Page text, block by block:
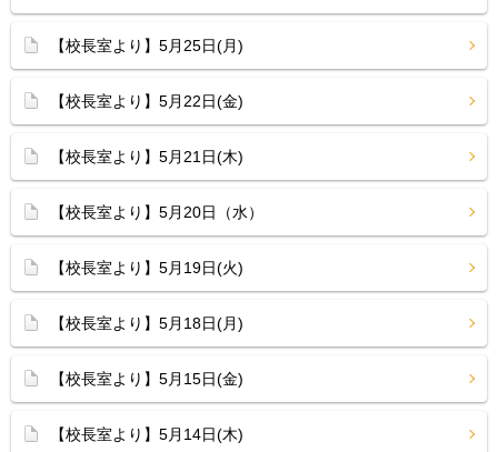
【校長室より】5月25日(月)
【校長室より】5月22日(金)
【校長室より】5月21日(木)
【校長室より】5月20日（水）
【校長室より】5月19日(火)
【校長室より】5月18日(月)
【校長室より】5月15日(金)
【校長室より】5月14日(木)